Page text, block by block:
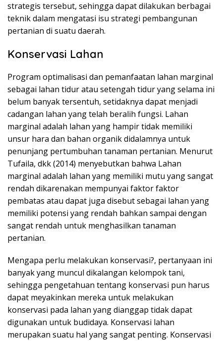
strategis tersebut, sehingga dapat dilakukan berbagai
teknik dalam mengatasi isu strategi pembangunan
pertanian di suatu daerah.
Konservasi Lahan
Program optimalisasi dan pemanfaatan lahan marginal
sebagai lahan tidur atau setengah tidur yang selama ini
belum banyak tersentuh, setidaknya dapat menjadi
cadangan lahan yang telah beralih fungsi. Lahan
marginal adalah lahan yang hampir tidak memiliki
unsur hara dan bahan organik didalamnya untuk
penunjang pertumbuhan tanaman pertanian. Menurut
Tufaila, dkk (2014) menyebutkan bahwa Lahan
marginal adalah lahan yang memiliki mutu yang sangat
rendah dikarenakan mempunyai faktor faktor
pembatas atau dapat juga disebut sebagai lahan yang
memiliki potensi yang rendah bahkan sampai dengan
sangat rendah untuk menghasilkan tanaman
pertanian.
Mengapa perlu melakukan konservasi?, pertanyaan ini
banyak yang muncul dikalangan kelompok tani,
sehingga pengetahuan tentang konservasi pun harus
dapat meyakinkan mereka untuk melakukan
konservasi pada lahan yang dianggap tidak dapat
digunakan untuk budidaya. Konservasi lahan
merupakan suatu hal yang sangat penting. Konservasi